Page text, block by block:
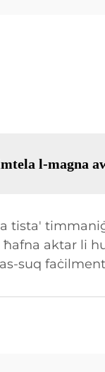
l-magna
tista'
ħafna aktar li
suq